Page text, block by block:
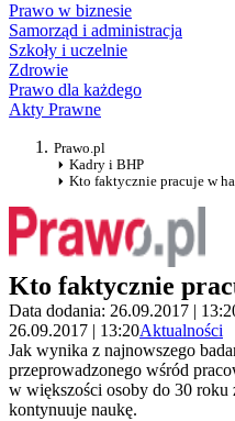
Prawo w biznesie
Samorząd i administracja
Szkoły i uczelnie
Zdrowie
Prawo dla każdego
Akty Prawne
Prawo.pl
Kadry i BHP
Kto faktycznie pracuje w
Kto faktycznie
Data dodania: 26.09.2017 |
26.09.2017 | 13:20Aktualności
Jak wynika z najnowszego
przeprowadzonego wśród
w większości osoby do 30 roku
kontynuuje naukę.